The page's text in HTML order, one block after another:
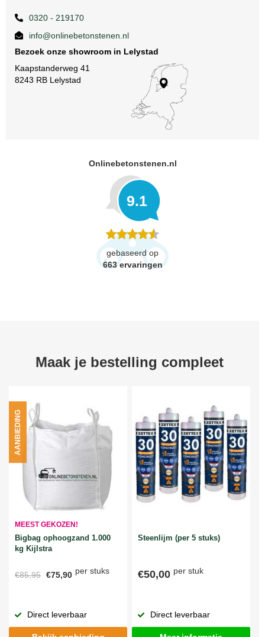
0320 - 219170
info@onlinebetonstenen.nl
Bezoek onze showroom in Lelystad
Kaapstanderweg 41
8243 RB Lelystad
Onlinebetonstenen.nl
9.1
gebaseerd op
663 ervaringen
Maak je bestelling compleet
MEEST GEKOZEN!
Bigbag ophoogzand 1.000
kg Kijlstra
€85,95 €75,90 per stuks
AANBIEDING
Direct leverbaar
Steenlijm (per 5 stuks)
€50,00 per stuk
Direct leverbaar